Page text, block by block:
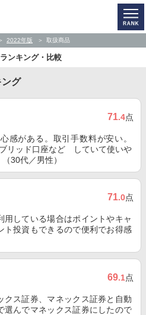
2022年版 取扱商品
ンキング・比較
グ
71.4点
感がある。取引手数料が安い。
リッド口座など していて使いや
30代／男性）
71.0点
している場合はポイントやキャ
ト投資もできるので便利でお得感
69.1点
クス証券、マネックス証券と自動
選んでマネックス証券にしたので